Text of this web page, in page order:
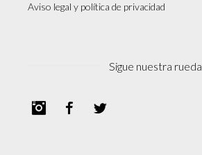
Aviso legal y política de privacidad
Sigue nuestra rueda
InstagramFacebook